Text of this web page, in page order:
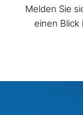
Melden Sie
einen Blick